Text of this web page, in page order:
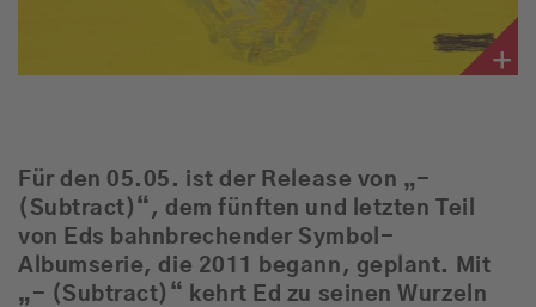
Für den 05.05. ist der Release von „-
(Subtract)“, dem fünften und letzten Teil
von Eds bahnbrechender Symbol-
Albumserie, die 2011 begann, geplant. Mit
„- (Subtract)“ kehrt Ed zu seinen Wurzeln